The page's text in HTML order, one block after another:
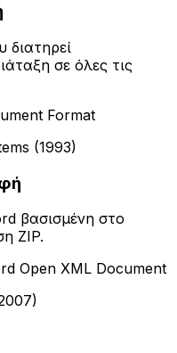
σε όλες τις
Format
(1993)
βασισμένη στο
ZIP.
Open XML Document